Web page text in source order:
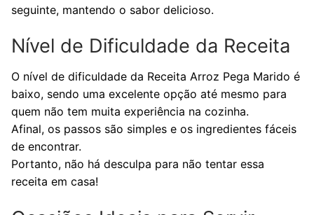
seguinte, mantendo o sabor delicioso.
Nível de Dificuldade da Receita
O nível de dificuldade da Receita Arroz Pega Marido é
baixo, sendo uma excelente opção até mesmo para
quem não tem muita experiência na cozinha.
Afinal, os passos são simples e os ingredientes fáceis
de encontrar.
Portanto, não há desculpa para não tentar essa
receita em casa!